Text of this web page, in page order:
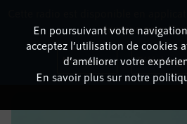
DÉTAILS DE
6 août 2022 à 6h59, durée : Invalid date
En poursuivant votre
acceptez l’utilisation de cookies
d’améliorer votre
En savoir plus sur notre
dessous pour
Non merci